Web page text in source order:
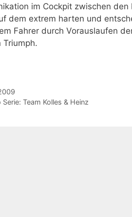
im Cockpit zwischen den
dem extrem harten und
Fahrer durch Vorauslaufen
Triumph.
Serie: Team Kolles & Heinz